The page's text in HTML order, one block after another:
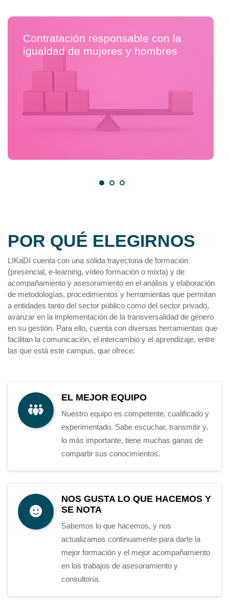
Contratación responsable con la
igualdad de mujeres y hombres
POR QUÉ ELEGIRNOS
LIKaDI cuenta con una sólida trayectoria de formación
(presencial, e-learning, vídeo formación o mixta) y de
acompañamiento y asesoramiento en el análisis y elaboración
de metodologías, procedimientos y herramientas que permitan
a entidades tanto del sector público como del sector privado,
avanzar en la implementación de la transversalidad de género
en su gestión. Para ello, cuenta con diversas herramientas que
facilitan la comunicación, el intercambio y el aprendizaje, entre
las que está este campus, que ofrece:
EL MEJOR EQUIPO
Nuestro equipo es competente, cualificado y
experimentado. Sabe escuchar, transmitir y,
lo más importante, tiene muchas ganas de
compartir sus conocimientos.
NOS GUSTA LO QUE HACEMOS Y
SE NOTA
Sabemos lo que hacemos, y nos
actualizamos continuamente para darte la
mejor formación y el mejor acompañamiento
en los trabajos de asesoramiento y
consultoría.